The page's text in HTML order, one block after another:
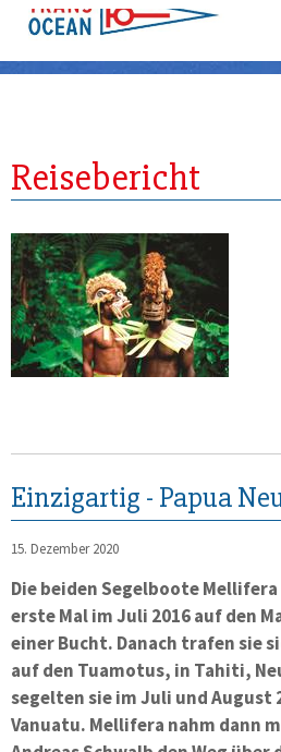
Reisebericht
Einzigartig - Papua
15. Dezember 2020
Die beiden Segelboote
erste Mal im Juli 2016 auf den
einer Bucht. Danach trafen sie
auf den Tuamotus, in Tahiti,
segelten sie im Juli und August
Vanuatu. Mellifera nahm dann